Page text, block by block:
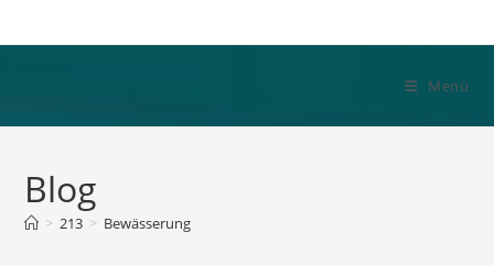
Inhalt
Menü
Blog
> 213 > Bewässerung